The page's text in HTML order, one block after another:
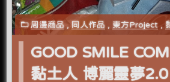
周邊商品, 同人作品 , 東方Project ,
GOOD SMILE
黏土人 博麗靈夢